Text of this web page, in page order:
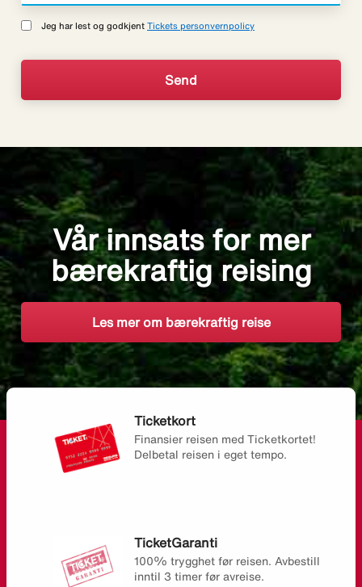
Jeg har lest og godkjent Tickets personvernpolicy
Vår innsats for mer
bærekraftig reising
Les mer om bærekraftig reise
Ticketkort
Finansier reisen med Ticketkortet!
Delbetal reisen i eget tempo.
TicketGaranti
100% trygghet før reisen. Avbestill
inntil 3 timer før avreise.